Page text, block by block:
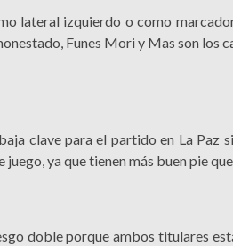
lateral izquierdo o como
Funes Mori y Mas son los
clave para el partido en La Paz
ya que tienen más buen pie
doble porque ambos titulares